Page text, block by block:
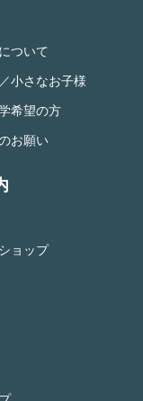
ついて
小さなお子様
希望の方
お願い
ョップ